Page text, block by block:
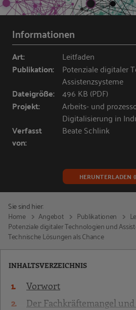
Informationen
Art: Leitfaden
Publikation:
Potenziale digitaler
Assistenzsysteme
Dateigröße: 496 KB (PDF)
Projekt:
Arbeits- und
Digitalisierung in
Verfasst
von:
Beate Schlink
HERUNTERLADEN
Sie sind hier:
Home
Angebot Publikationen
Potenziale digitaler Technologien und
Technische Lösungen als Chance
INHALTSVERZEICHNIS
Vorwort
Der Fachkräftemangel